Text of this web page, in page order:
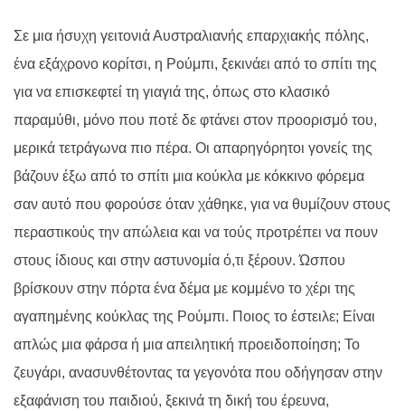
Σε μια ήσυχη γειτονιά Αυστραλιανής επαρχιακής πόλης,
ένα εξάχρονο κορίτσι, η Ρούμπι, ξεκινάει από το σπίτι της
για να επισκεφτεί τη γιαγιά της, όπως στο κλασικό
παραμύθι, μόνο που ποτέ δε φτάνει στον προορισμό του,
μερικά τετράγωνα πιο πέρα. Οι απαρηγόρητοι γονείς της
βάζουν έξω από το σπίτι μια κούκλα με κόκκινο φόρεμα
σαν αυτό που φορούσε όταν χάθηκε, για να θυμίζουν στους
περαστικούς την απώλεια και να τούς προτρέπει να πουν
στους ίδιους και στην αστυνομία ό,τι ξέρουν. Ώσπου
βρίσκουν στην πόρτα ένα δέμα με κομμένο το χέρι της
αγαπημένης κούκλας της Ρούμπι. Ποιος το έστειλε; Είναι
απλώς μια φάρσα ή μια απειλητική προειδοποίηση; Το
ζευγάρι, ανασυνθέτοντας τα γεγονότα που οδήγησαν στην
εξαφάνιση του παιδιού, ξεκινά τη δική του έρευνα,